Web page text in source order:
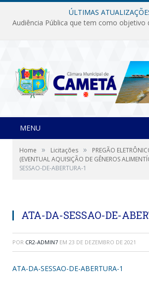
ÚLTIMAS
MENU
Home » Licitações »
PREGÃO
(EVENTUAL AQUISIÇÃO DE GÊNEROS
SESSAO-DE-ABERTURA-1
ATA-DA-SESSAO-DE-
POR CR2-ADMIN7 EM 23 DE DEZEMBRO DE 2021
ATA-DA-SESSAO-DE-ABERTURA-1